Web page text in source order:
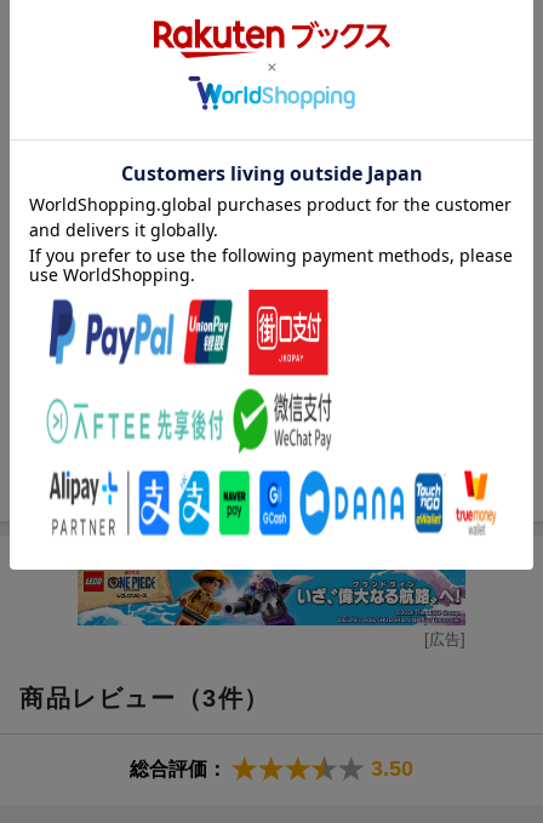
あなたの子供／恐怖／プライド／疑い ほか）／人は、思ったと
おりの人間になる（ジェームズ・アレン）（思考と人格／思考と
環境／思考と健康／思考と目的 ほか）
著者情報（「BOOK」データベースより）
アレン，ジェームズ（Allen,James）
１８６４年英国生まれ。１５歳のときに父親が他界。以降さまざ
まな職業に就いたが、３４歳のとき、思い立ったように毎朝瞑想
をするようになる。その後、瞑想から得たインスピレーションを
書きとめ、そのアイデアをもとに１９冊の本を出版する。１９０
３年に発表された『Ａｓ ａ Ｍａｎ Ｔｈｉｎｋｅｔｈ』は、
当時の世界中の成功者たちに支持され、今でも多くの人に影響を
アレン，リリー・Ｌ．（Allen,Lily L.）（アレン，リリーＬ．）
１８６７年英国生まれ。２５歳のときに、当時２９歳だったジェ
ームズ・アレンと出会う。１８９５年にジェームズと結婚、以降
夫の執筆活動を影で支える。１９１２年にジェームズが他界した
あと、ジェームズ・アレン哲学を世に広めるという使命を悟り、
夫ジェームズが発行していた雑誌『エポック』を中心に執筆活動
を続け、１０冊以上の本を出版する
隊員としてアフリカ、ケニア奥地（電気、水道、ガス、公共交通
村）に滞在し、現地で六年間、中等学校の理科教師として教鞭を
とる。ケニアから帰国後、４年間のサラリーマン生活を経て、株
[広告]
商品レビュー（3件）
総合評価： 3.50